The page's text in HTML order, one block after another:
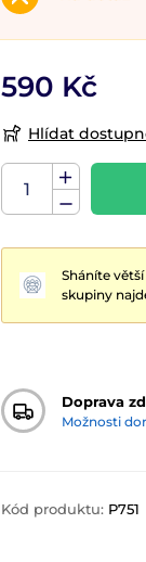
590 Kč
Hlídat
Sháníte
skupiny
Doprava
Možnosti
Kód produktu: P751